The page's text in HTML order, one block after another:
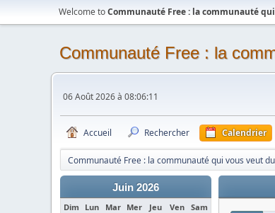
Welcome toCommunauté Free : la communauté
Communauté Free : la
06 Août 2026 à 08:06:11
Accueil Rechercher Calendrier
Communauté Free : la communauté qui vous veut
Juin 2026
Dim Lun Mar Mer Jeu Ven Sam